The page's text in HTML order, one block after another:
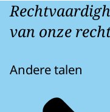
van onze
Andere talen